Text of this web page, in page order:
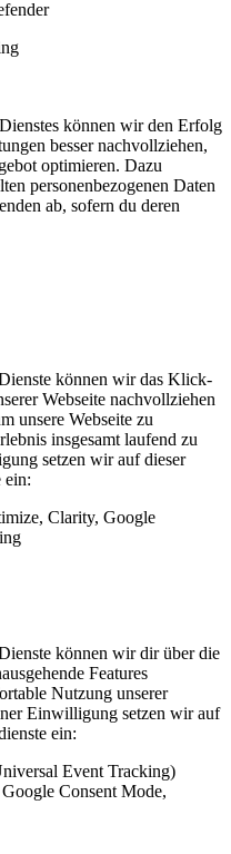
können wir den Erfolg
besser nachvollziehen,
optimieren. Dazu
personenbezogenen Daten
ab, sofern du deren
können wir das Klick-
Webseite nachvollziehen
unsere Webseite zu
insgesamt laufend zu
setzen wir auf dieser
ein:
Clarity, Google
können wir dir über die
Features
Nutzung unserer
Einwilligung setzen wir auf
ein:
Event Tracking)
Consent Mode,